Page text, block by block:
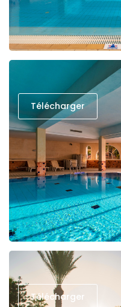
Télécharger
Télécharger